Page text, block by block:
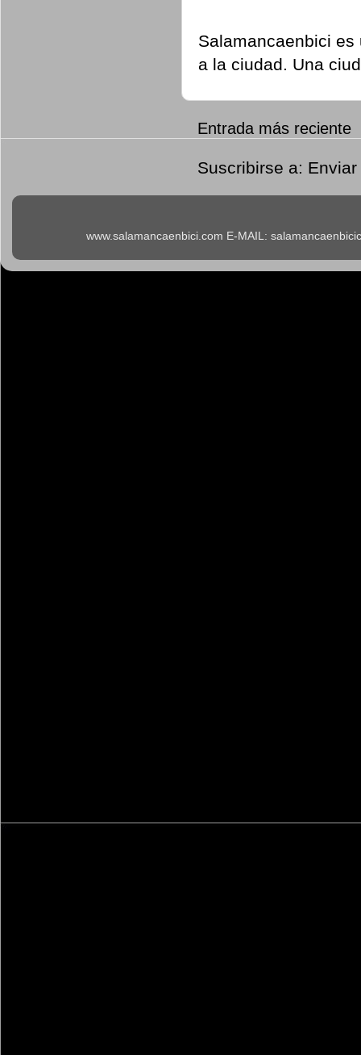
Salamancaenbici
a la ciudad. Una
Entrada más reciente
Suscribirse a:
www.salamancaenbici.com E-MAIL: